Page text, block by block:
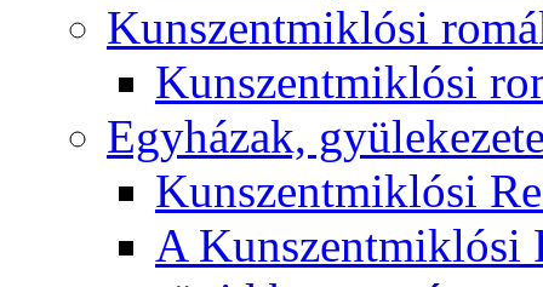
Kunszentmiklósi
Kunszentmiklósi
Egyházak,
Kunszentmiklósi
A Kunszentmiklósi